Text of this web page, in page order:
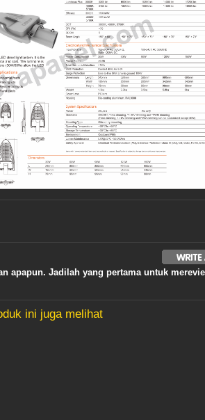
apapun. Jadilah yang pertama untuk
ini juga melihat